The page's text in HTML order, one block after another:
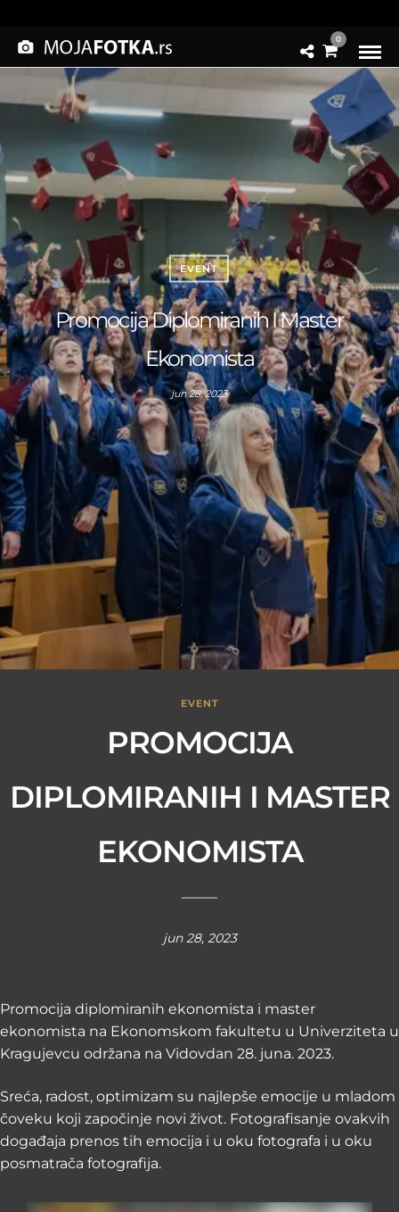
0
EVENT
Promocija Diplomiranih I Master
Ekonomista
jun 28, 2023
EVENT
PROMOCIJA
DIPLOMIRANIH I MASTER
EKONOMISTA
jun 28, 2023
Promocija diplomiranih ekonomista i master
ekonomista na Ekonomskom fakultetu u Univerziteta u
Kragujevcu održana na Vidovdan 28. juna. 2023.
Sreća, radost, optimizam su najlepše emocije u mladom
čoveku koji započinje novi život. Fotografisanje ovakvih
događaja prenos tih emocija i u oku fotografa i u oku
posmatrača fotografija.